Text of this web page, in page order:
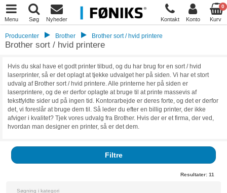
Menu Søg Nyheder Kontakt Konto
0
Kurv
Producenter Brother Brother sort / hvid printere
Brother sort / hvid printere
Hvis du skal have et godt printer tilbud, og du har brug for en sort / hvid
laserprinter, så er det oplagt at tjekke udvalget her på siden. Vi har et stort
udvalg af Brother sort / hvid printere. Alle printerne her på siden er
laserprintere, og de er derfor oplagte at bruge til at printe massevis af
tekstfyldte sider ud på ingen tid. Kontorarbejde er deres forte, og det er derfor
det, vi foreslår at bruge dem til. Så leder du efter en billig printer, der ikke
afviger i kvalitet? Tjek vores udvalg fra Brother. Hvis der er et firma, der ved,
hvordan man designer en printer, så er det dem.
Filtre
Resultater: 11